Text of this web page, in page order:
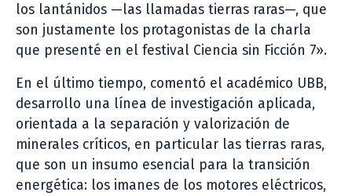
los lantánidos —las llamadas tierras raras—, que
son justamente los protagonistas de la charla
que presenté en el festival Ciencia sin Ficción 7».
En el último tiempo, comentó el académico UBB,
desarrollo una línea de investigación aplicada,
orientada a la separación y valorización de
minerales críticos, en particular las tierras raras,
que son un insumo esencial para la transición
energética: los imanes de los motores eléctricos,